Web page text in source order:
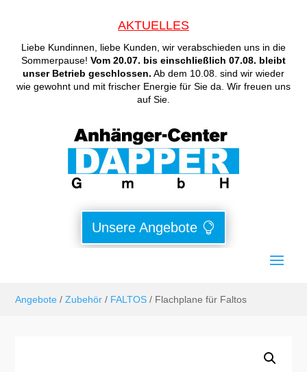
AKTUELLES
Liebe Kundinnen, liebe Kunden, wir verabschieden uns in die
Sommerpause! Vom 20.07. bis einschließlich 07.08. bleibt
unser Betrieb geschlossen. Ab dem 10.08. sind wir wieder
wie gewohnt und mit frischer Energie für Sie da. Wir freuen uns
auf Sie.
Unsere Angebote
Angebote /Zubehör / FALTOS / Flachplane für Faltos